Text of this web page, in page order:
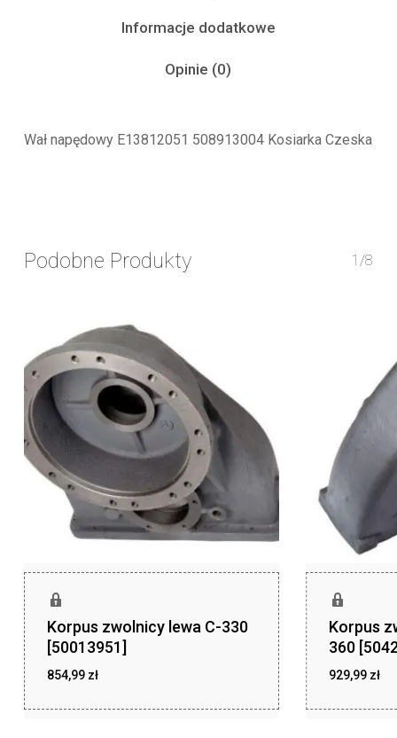
Informacje dodatkowe
Opinie (0)
Wał napędowy E13812051 508913004 Kosiarka Czeska
Podobne Produkty 1/8
Korpus zwolnicy lewa C-330
[50013951]
854,99 zł
Korpus
360
929,99 zł